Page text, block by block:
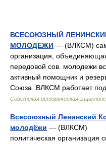
ВСЕСОЮЗНЫЙ
МОЛОДЕЖИ — (ВЛКСМ)
организация,
передовой сов. молодежи
активный помощник и
Союза. ВЛКСМ работает
Советская историческая
Всесоюзный Ленинский
молодёжи — (ВЛКСМ)
политическая